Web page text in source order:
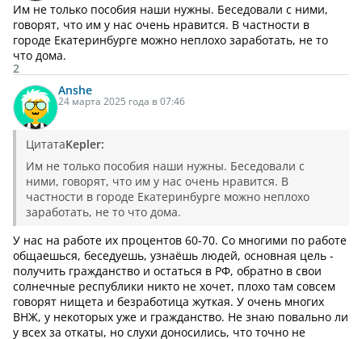
Им не только пособия наши нужны. Беседовали с ними,
говорят, что им у нас очень нравится. В частности в
городе Екатеринбурге можно неплохо заработать, не то
что дома.
2
Anshe
24 марта 2025 года в 07:46
ЦитатаKepler:
Им не только пособия наши нужны. Беседовали с
ними, говорят, что им у нас очень нравится. В
частности в городе Екатеринбурге можно неплохо
заработать, не то что дома.
У нас на работе их процентов 60-70. Со многими по работе
общаешься, беседуешь, узнаёшь людей, основная цель -
получить гражданство и остаться в РФ, обратно в свои
солнечные республики никто не хочет, плохо там совсем
говорят нищета и безработица жуткая. У очень многих
ВНЖ, у некоторых уже и гражданство. Не знаю повально ли
у всех за откаты, но слухи доносились, что точно не